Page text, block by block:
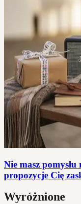
Nie masz pomysłu
propozycje Cię
Wyróżnione